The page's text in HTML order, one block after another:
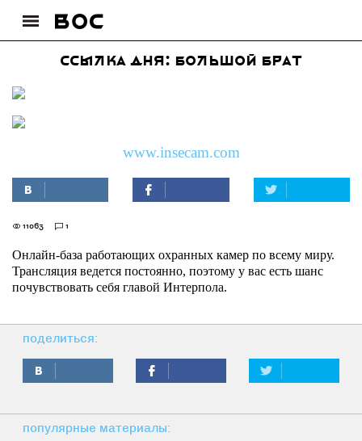
Ссылка дня: Большой брат
www.insecam.com
11063 1
Онлайн-база работающих охранных камер по всему миру.
Трансляция ведется постоянно, поэтому у вас есть шанс
почувствовать себя главой Интерпола.
поделиться:
популярные материалы: